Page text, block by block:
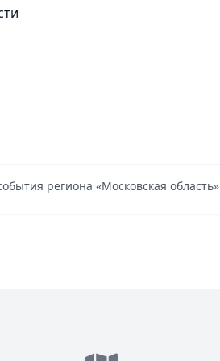
региона «Московская область»